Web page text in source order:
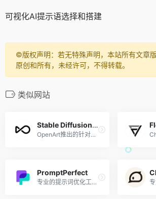
可视化AI提示语选择和搭建
©️版权声明：若无特殊声明，本站所有文章
原创和所有，未经许可，不得转载。
类似网站
Stable Diffusion Prompt Book
OpenArt推出的针对Stable Diffusion指令的手册
PromptPerfect
专业的提示词优化工具，一站式开发、优化、调试和部署提示词